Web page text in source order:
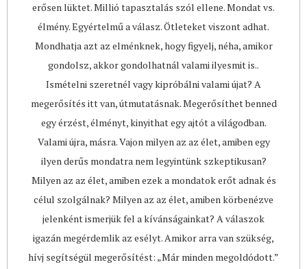
erősen lüktet. Millió tapasztalás szól ellene. Mondat vs.
élmény. Egyértelmű a válasz. Ötleteket viszont adhat.
Mondhatja azt az elménknek, hogy figyelj, néha, amikor
gondolsz, akkor gondolhatnál valami ilyesmit is..
Ismételni szeretnél vagy kipróbálni valami újat? A
megerősítés itt van, útmutatásnak. Megerősíthet benned
egy érzést, élményt, kinyithat egy ajtót a világodban.
Valami újra, másra. Vajon milyen az az élet, amiben egy
ilyen derűs mondatra nem legyintünk szkeptikusan?
Milyen az az élet, amiben ezek a mondatok erőt adnak és
célul szolgálnak? Milyen az az élet, amiben körbenézve
jelenként ismerjük fel a kívánságainkat? A válaszok
igazán megérdemlik az esélyt. Amikor arra van szükség,
hívj segítségül megerősítést: „Már minden megoldódott.”